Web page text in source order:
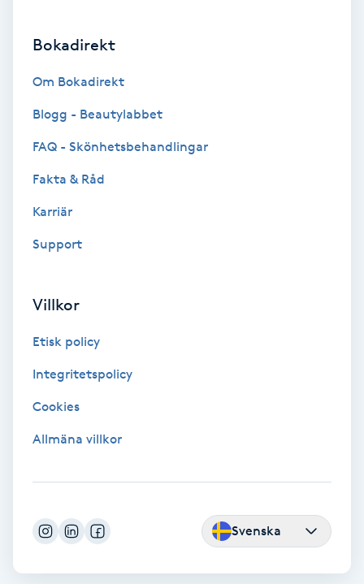
Fettreducering
Fibromassage
Fotmassage
Fotvård
Fransar
Fransförlängning
Bokadirekt
Om Bokadirekt
Blogg - Beautylabbet
FAQ - Skönhetsbehandlingar
Fakta & Råd
Karriär
Support
Villkor
Etisk policy
Integritetspolicy
Cookies
Allmäna villkor
Svenska